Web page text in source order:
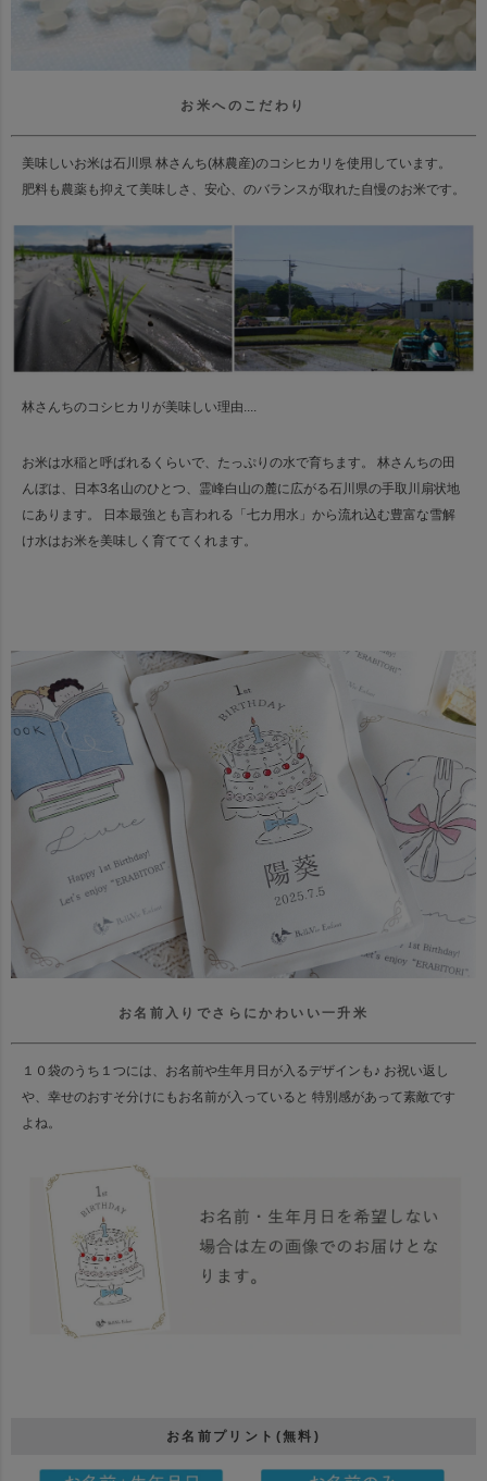
お米へのこだわり
美味しいお米は石川県 林さんち(林農産)のコシヒカリを使用しています。
肥料も農薬も抑えて美味しさ、安心、のバランスが取れた自慢のお米です。
林さんちのコシヒカリが美味しい理由....
お米は水稲と呼ばれるくらいで、たっぷりの水で育ちます。
林さんちの田
んぼは、日本3名山のひとつ、霊峰白山の麓に広がる石川県の手取川扇状地
にあります。
日本最強とも言われる「七カ用水」から流れ込む豊富な雪解
け水はお米を美味しく育ててくれます。
お名前入りでさらにかわいい一升米
１０袋のうち１つには、お名前や生年月日が入るデザインも♪ お祝い返し
や、幸せのおすそ分けにもお名前が入っていると 特別感があって素敵です
よね。
お名前プリント(無料)